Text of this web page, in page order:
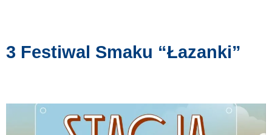
3 Festiwal Smaku “Łazanki”